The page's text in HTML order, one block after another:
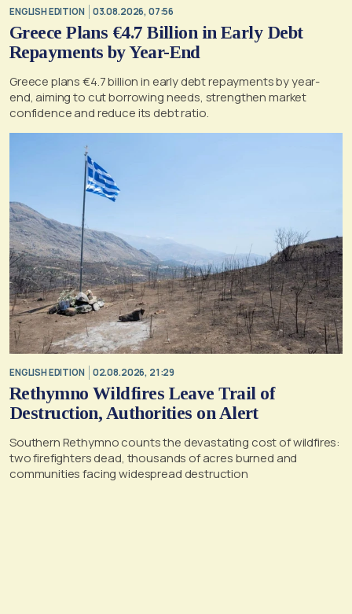
ENGLISH EDITION 03.08.2026, 07:56
Greece Plans €4.7 Billion in Early Debt
Repayments by Year-End
Greece plans €4.7 billion in early debt repayments by year-
end, aiming to cut borrowing needs, strengthen market
confidence and reduce its debt ratio.
ENGLISH EDITION 02.08.2026, 21:29
Rethymno Wildfires Leave Trail of
Destruction, Authorities on Alert
Southern Rethymno counts the devastating cost of wildfires:
two firefighters dead, thousands of acres burned and
communities facing widespread destruction